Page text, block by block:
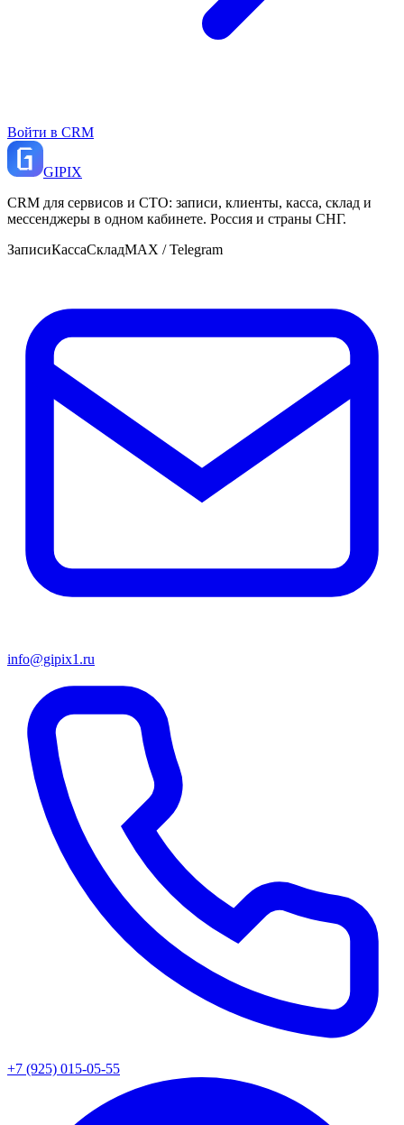
Войти в CRM
GIPIX
CRM для сервисов и СТО: записи, клиенты, касса, склад и
мессенджеры в одном кабинете. Россия и страны СНГ.
ЗаписиКассаСкладMAX / Telegram
info@gipix1.ru
+7 (925) 015-05-55